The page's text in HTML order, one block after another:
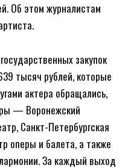
Об этом журналистам
закупок
тысяч рублей, которые
актера обращались,
— Воронежский
Санкт-Петербургская
оперы и балета, а также
За каждый выход